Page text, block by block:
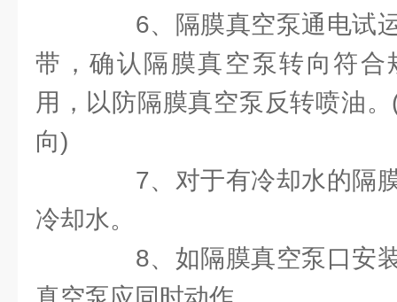
6、隔膜真空泵通电试运
带，确认隔膜真空泵转向符合
用，以防隔膜真空泵反转喷油
向)
7、对于有冷却水的隔膜
冷却水。
8、如隔膜真空泵口安装